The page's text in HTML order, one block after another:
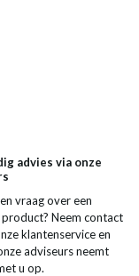
advies via onze
vraag over een
product? Neem contact
klantenservice en
adviseurs neemt
u op.